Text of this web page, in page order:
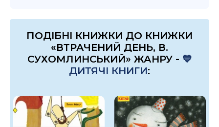
ПОДІБНІ КНИЖКИ ДО КНИЖКИ
«ВТРАЧЕНИЙ ДЕНЬ, В.
СУХОМЛИНСЬКИЙ» ЖАНРУ - 💙
ДИТЯЧІ КНИГИ: